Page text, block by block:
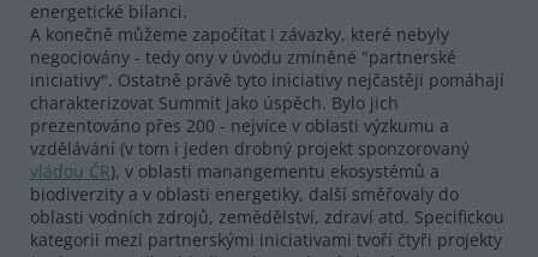
energetické bilanci.
A konečně můžeme započítat i závazky, které nebyly
negociovány - tedy ony v úvodu zmíněné "partnerské
iniciativy". Ostatně právě tyto iniciativy nejčastěji pomáhají
charakterizovat Summit jako úspěch. Bylo jich
prezentováno přes 200 - nejvíce v oblasti výzkumu a
vzdělávání (v tom i jeden drobný projekt sponzorovaný
vládou ČR), v oblasti manangementu ekosystémů a
biodiverzity a v oblasti energetiky, další směřovaly do
oblasti vodních zdrojů, zemědělství, zdraví atd. Specifickou
kategorii mezi partnerskými iniciativami tvoří čtyři projekty